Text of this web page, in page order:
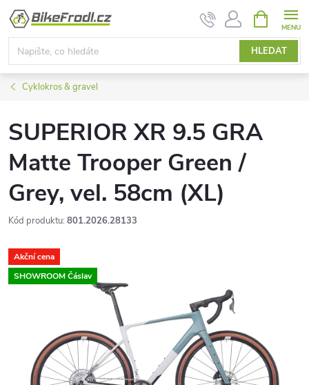
Přejít
obsah
HLEDAT
NÁKUPNÍ
KOŠÍK
Cyklokros & gravel
SUPERIOR XR 9.5 GRA
Matte Trooper Green /
Grey, vel. 58cm (XL)
Kód produktu: 801.2026.28133
Akční cena
SHOWROOM Čáslav